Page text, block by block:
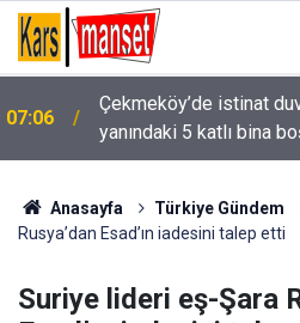
06:58
Beyağaç Belediyesi
güçlendiriyor
Anasayfa Türkiye Gündem
Rusya’dan Esad’ın iadesini talep etti
Suriye lideri eş-Şara